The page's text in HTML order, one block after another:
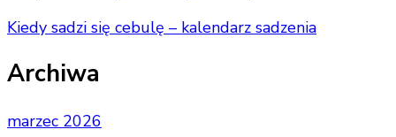
Kiedy sadzi się cebulę – kalendarz sadzenia
Archiwa
marzec 2026